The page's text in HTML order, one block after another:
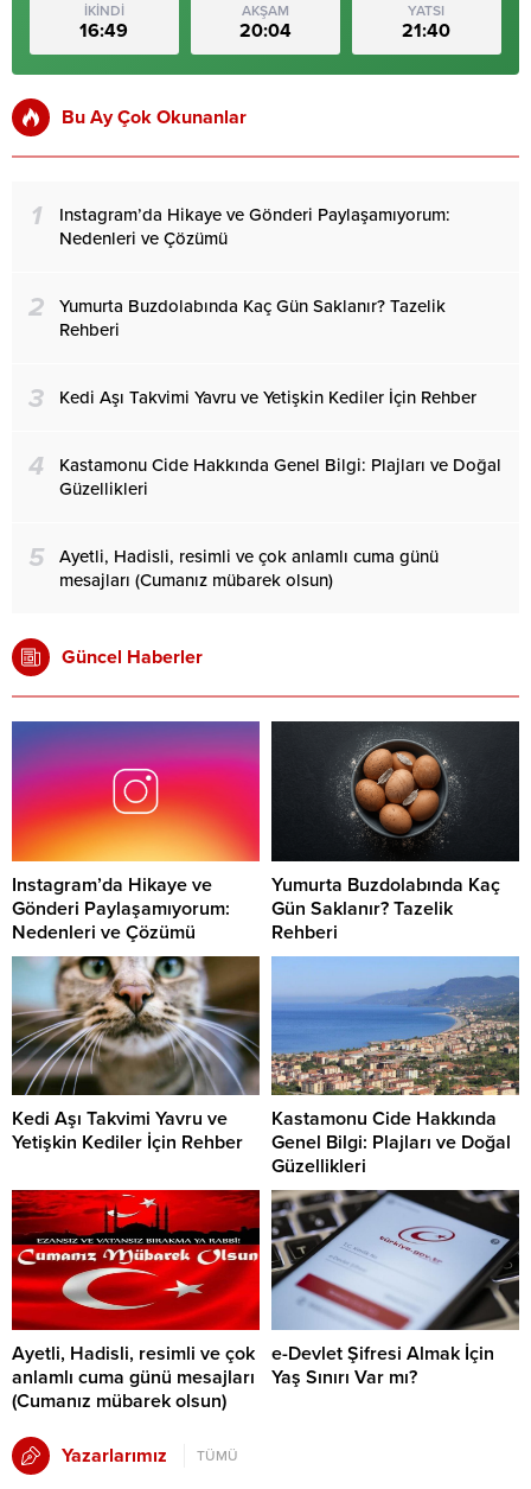
İKİNDİ
16:49
AKŞAM
20:04
YATSI
21:40
Bu Ay Çok Okunanlar
1
Instagram’da Hikaye ve Gönderi Paylaşamıyorum:
Nedenleri ve Çözümü
2
Yumurta Buzdolabında Kaç Gün Saklanır? Tazelik
Rehberi
3 Kedi Aşı Takvimi Yavru ve Yetişkin Kediler İçin Rehber
4
Kastamonu Cide Hakkında Genel Bilgi: Plajları ve Doğal
Güzellikleri
5
Ayetli, Hadisli, resimli ve çok anlamlı cuma günü
mesajları (Cumanız mübarek olsun)
Güncel Haberler
Instagram’da Hikaye ve
Gönderi Paylaşamıyorum:
Nedenleri ve Çözümü
Yumurta Buzdolabında Kaç
Gün Saklanır? Tazelik
Rehberi
Kedi Aşı Takvimi Yavru ve
Yetişkin Kediler İçin Rehber
Kastamonu Cide Hakkında
Genel Bilgi: Plajları ve Doğal
Güzellikleri
Ayetli, Hadisli, resimli ve çok
anlamlı cuma günü mesajları
(Cumanız mübarek olsun)
e-Devlet Şifresi Almak İçin
Yaş Sınırı Var mı?
Yazarlarımız TÜMÜ